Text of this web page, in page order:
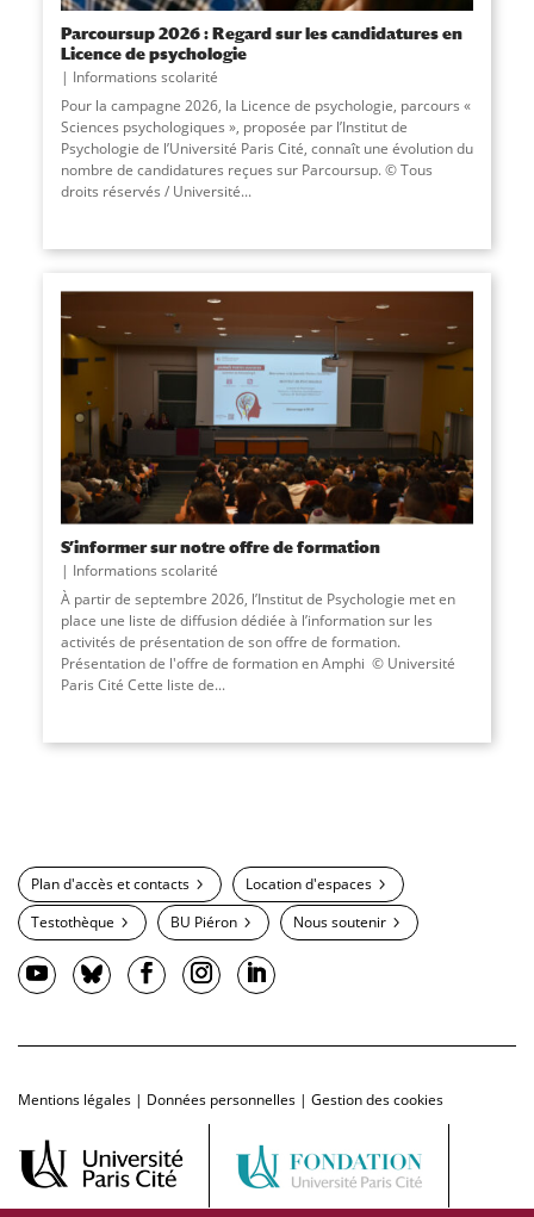
Parcoursup 2026 : Regard sur les candidatures en
Licence de psychologie
Informations scolarité
Pour la campagne 2026, la Licence de psychologie, parcours «
Sciences psychologiques », proposée par l’Institut de
Psychologie de l’Université Paris Cité, connaît une évolution du
nombre de candidatures reçues sur Parcoursup. © Tous
droits réservés / Université...
S’informer sur notre offre de formation
Informations scolarité
À partir de septembre 2026, l’Institut de Psychologie met en
place une liste de diffusion dédiée à l’information sur les
activités de présentation de son offre de formation.
Présentation de l'offre de formation en Amphi © Université
Paris Cité Cette liste de...
Plan d'accès et contacts
Location d'espaces
Testothèque
BU Piéron Nous soutenir
Mentions légales | Données personnelles | Gestion des cookies